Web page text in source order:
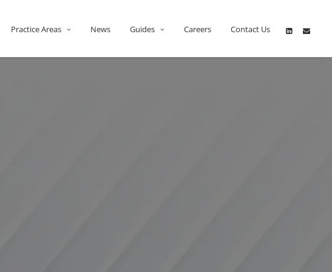
Practice Areas News Guides Careers Contact Us